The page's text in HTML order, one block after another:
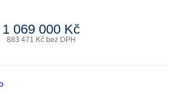
1 069 000 Kč
883 471 Kč bez DPH